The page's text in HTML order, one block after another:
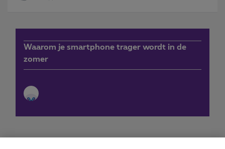
Waarom je smartphone trager wordt in de
zomer